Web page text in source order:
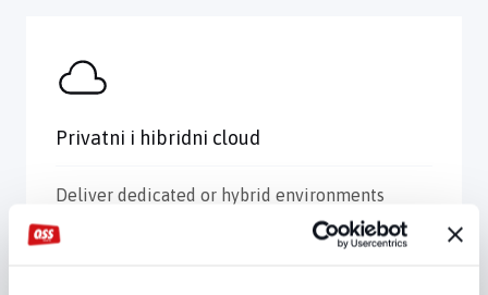
Privatni i hibridni cloud
Deliver dedicated or hybrid environments
tailored to customer requirements.